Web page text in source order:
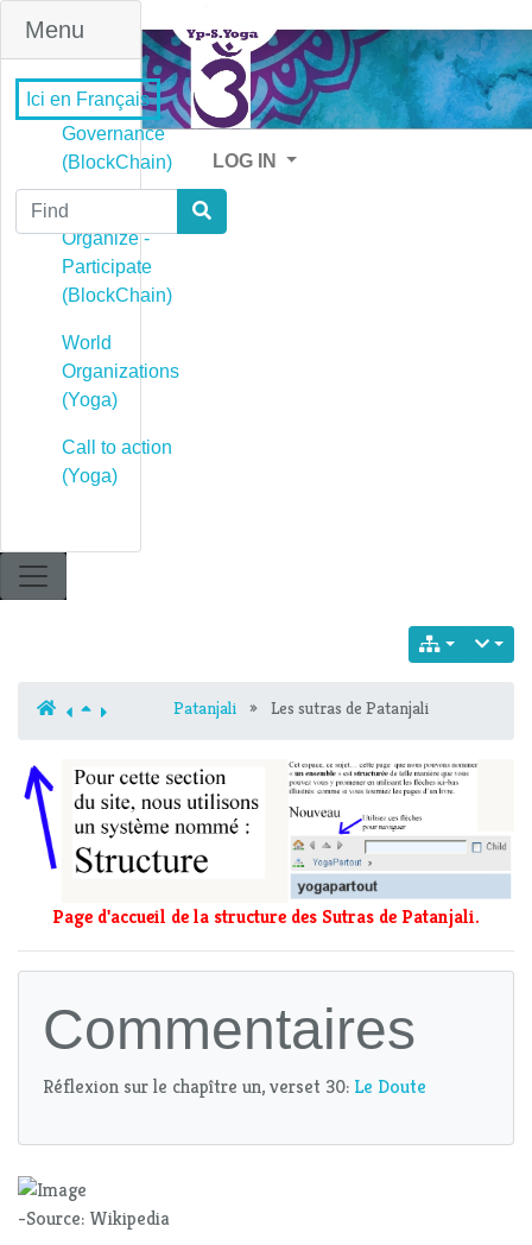
Menu
Governance
(BlockChain)
Governance -
Organize -
Participate
(BlockChain)
World
Organizations
(Yoga)
Call to action
(Yoga)
Ici en Français
LOG IN
Find
Patanjali » Les sutras de Patanjali
Page d'accueil de la structure des Sutras de Patanjali.
Commentaires
Réflexion sur le chapître un, verset 30: Le Doute
-Source: Wikipedia